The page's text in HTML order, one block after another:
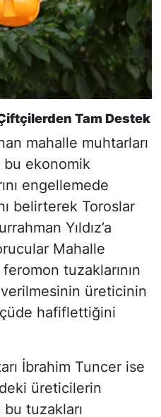
Tam Destek
mahalle muhtarları
ekonomik
engellemede
belirterek Toroslar
Yıldız’a
Mahalle
tuzaklarının
üreticinin
hafiflettiğini
İbrahim Tuncer ise
üreticilerin
tuzakları